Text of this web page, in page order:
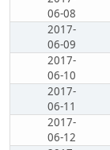
06-08
2017-
06-09
2017-
06-10
2017-
06-11
2017-
06-12